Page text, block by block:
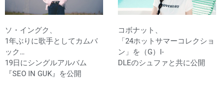
ソ・イングク、
1年ぶりに歌手としてカムバ
ック…
19日にシングルアルバム
『SEO IN GUK』を公開
コボナット、
「24ホットサマーコレクショ
ン」を（G）I-
DLEのシュファと共に公開